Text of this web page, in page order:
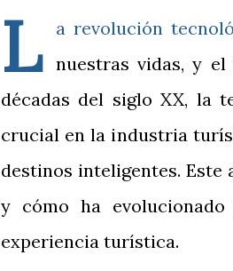
L
a revolución
nuestras vidas, y
décadas del siglo XX, la
crucial en la industria
destinos inteligentes.
y cómo ha
experiencia turística.